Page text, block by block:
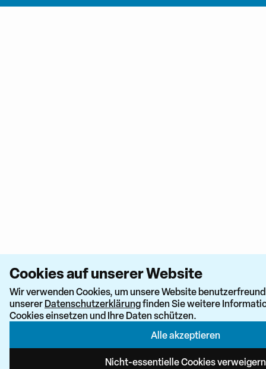
Cookies auf unserer Website
Wir verwenden Cookies, um unsere Website
unsererDatenschutzerklärungfinden Sie weitere
Cookies einsetzen und Ihre Daten schützen.
Alle akzeptieren
Nicht-essentielle Cookies verweigern
Newsletter